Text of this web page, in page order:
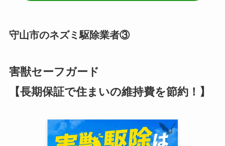
守山市のネズミ駆除業者③
害獣セーフガード
【長期保証で住まいの維持費を節約！】